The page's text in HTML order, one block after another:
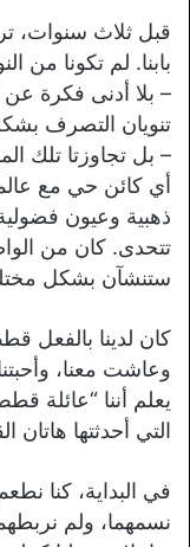
قبل ثلاث سنوات،
بابنا. لم تكونا من
– بلا أدنى فكرة عن
تنويان التصرف
– بل تجاوزتا تلك
أي كائن حي مع
ذهبية وعيون
تتحدى. كان من
ستنشآن بشكل
كان لدينا بالفعل
وعاشت معنا،
يعلم أننا “عائلة
التي أحدثتها هاتان
في البداية، كنا
نسمهما، ولم